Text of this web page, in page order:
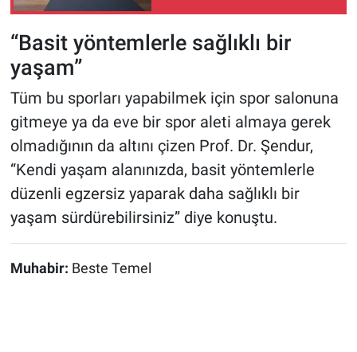
“Basit yöntemlerle sağlıklı bir
yaşam”
Tüm bu sporları yapabilmek için spor salonuna
gitmeye ya da eve bir spor aleti almaya gerek
olmadığının da altını çizen Prof. Dr. Şendur,
“Kendi yaşam alanınızda, basit yöntemlerle
düzenli egzersiz yaparak daha sağlıklı bir
yaşam sürdürebilirsiniz” diye konuştu.
Muhabir: Beste Temel